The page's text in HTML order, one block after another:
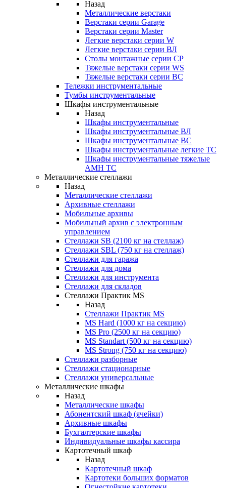
Назад
Металлические верстаки
Верстаки серии Garage
Верстаки серии Master
Легкие верстаки серии W
Легкие верстаки серии ВЛ
Столы монтажные серии СР
Тяжелые верстаки серии WS
Тяжелые верстаки серии ВС
Тележки инструментальные
Тумбы инструментальные
Шкафы инструментальные
Назад
Шкафы инструментальные
Шкафы инструментальные ВЛ
Шкафы инструментальные ВС
Шкафы инструментальные легкие ТС
Шкафы инструментальные тяжелые
AMH TC
Металлические стеллажи
Назад
Металлические стеллажи
Архивные стеллажи
Мобильные архивы
Мобильный архив с электронным
управлением
Стеллажи SB (2100 кг на стеллаж)
Стеллажи SBL (750 кг на стеллаж)
Стеллажи для гаража
Стеллажи для дома
Стеллажи для инструмента
Стеллажи для складов
Стеллажи Практик MS
Назад
Стеллажи Практик MS
MS Hard (1000 кг на секцию)
MS Pro (2500 кг на секцию)
MS Standart (500 кг на секцию)
MS Strong (750 кг на секцию)
Стеллажи разборные
Стеллажи стационарные
Стеллажи универсальные
Металлические шкафы
Назад
Металлические шкафы
Абонентский шкаф (ячейки)
Архивные шкафы
Бухгалтерские шкафы
Индивидуальные шкафы кассира
Картотечный шкаф
Назад
Картотечный шкаф
Картотеки больших форматов